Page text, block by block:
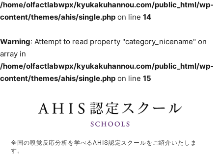
/home/olfactlabwpx/kyukakuhannou.com/public_html/wp-
content/themes/ahis/single.php on line 14
Warning: Attempt to read property "category_nicename" on
array in
/home/olfactlabwpx/kyukakuhannou.com/public_html/wp-
content/themes/ahis/single.php on line 15
全国の嗅覚反応分析を学べるAHIS認定スクールをご紹介いたしま
す。